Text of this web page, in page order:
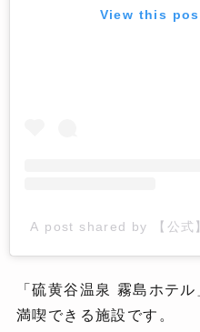
View this
A post shared by 【公
「硫黄谷温泉 霧島ホテ
満喫できる施設です。